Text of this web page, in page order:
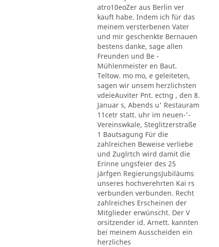
atro10eoZer aus Berlin ver
kauft habe. Indem ich für das
meinem versterbenen Vater
und mir geschenkte Bernauen
bestens danke, sage allen
Freunden und Be -
Mühlenmeister en Baut.
Teltow. mo mo, e geleiteten,
sagen wir unsem herzlichsten
vdeieAuviter Pnt. ectng , den 8.
Januar s, Abends u' Restauram
11cetr statt. uhr im neuen-'-
Vereinswkale, Steglitzerstraße
1 Bautsagung Für die
zahlreichen Beweise verliebe
und Zuglrtch wird damit die
Erinne ungsfeier des 25
järfgen RegierungsJubiläums
unseres hochverehrten Kai rs
verbunden verbunden. Recht
zahlreiches Erscheinen der
Mitglieder erwünscht. Der V
orsitzender id. Arnett. kannten
bei meinem Ausscheiden ein
herzliches